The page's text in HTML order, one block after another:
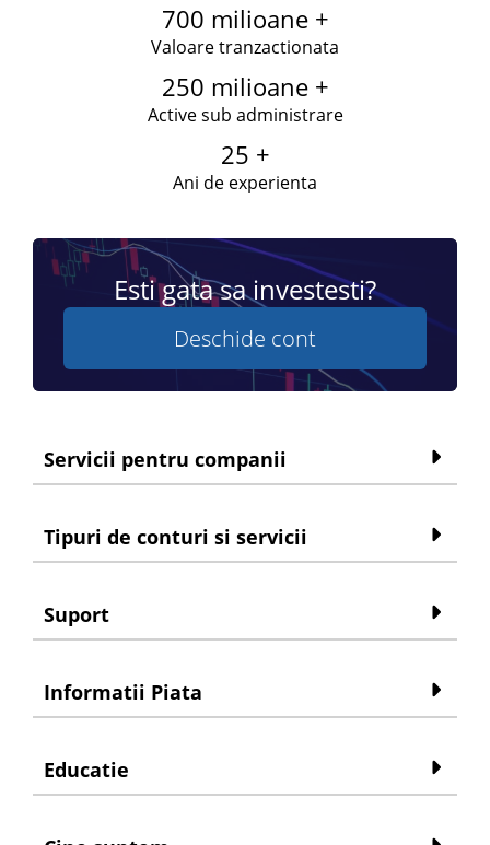
700 milioane +
Valoare tranzactionata
250 milioane +
Active sub administrare
25 +
Ani de experienta
Esti gata sa investesti?
Deschide cont
Servicii pentru companii
Tipuri de conturi si servicii
Suport
Informatii Piata
Educatie